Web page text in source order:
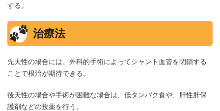
する。
治療法
先天性の場合には、外科的手術によってシャント血管を閉鎖する
ことで根治が期待できる。
後天性の場合や手術が困難な場合は、低タンパク食や、肝性肝保
護剤などの投薬を行う。